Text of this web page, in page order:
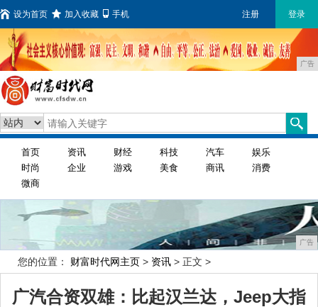
设为首页 加入收藏 手机 注册 登录
广告
首页 资讯 财经 科技 汽车
娱乐
时尚
企业 游戏 美食 商讯
消费
微商
广告
您的位置： 财富时代网主页 > 资讯 > 正文 >
广汽合资双雄：比起汉兰达，Jeep大指